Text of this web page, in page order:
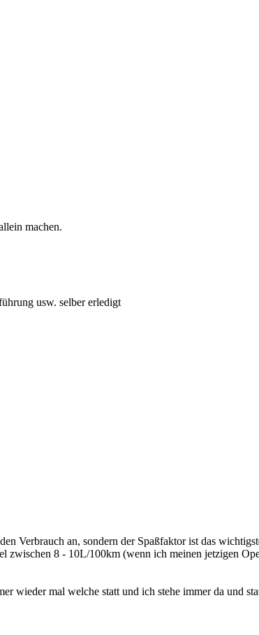
machen.
usw. selber erledigt
Verbrauch an, sondern der Spaßfaktor ist das
8 - 10L/100km (wenn ich meinen jetzigen
wieder mal welche statt und ich stehe immer da und